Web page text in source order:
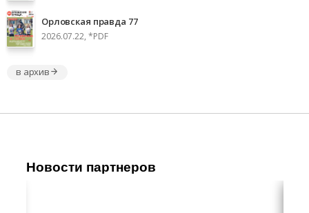
Орловская правда 77
2026.07.22, *PDF
в архив
Новости партнеров